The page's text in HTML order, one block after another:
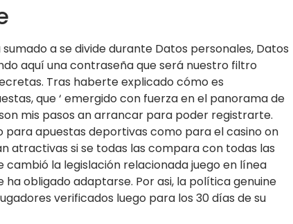
a se divide durante Datos personales, Datos
aquí una contraseña que será nuestro filtro
Tras haberte explicado cómo es
que ‘ emergido con fuerza en el panorama de
mis pasos an arrancar para poder registrarte.
para apuestas deportivas como para el casino on
atractivas si se todas las compara con todas las
cambió la legislación relacionada juego en línea
obligado adaptarse. Por asi, la política genuine
verificados luego para los 30 días de su